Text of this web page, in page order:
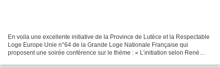
En voila une excellente initiative de la Province de Lutèce et la Respectable
Loge Europe Unie n°64 de la Grande Loge Nationale Française qui
proposent une soirée conférence sur le thème : « L’initiation selon René